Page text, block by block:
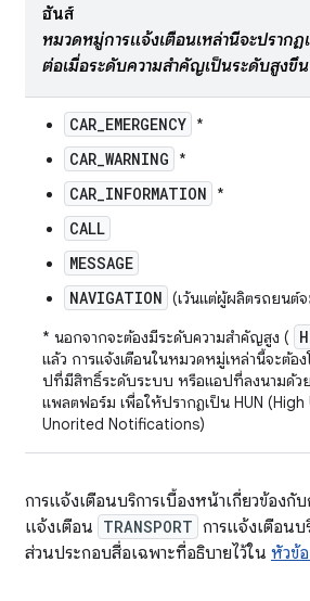
ฮันส์
หมวดหมู่การแจ้งเตือนเหล่านี้จะปราก
ต่อเมื่อระดับความสำคัญเป็นระดับสูงขึ้น
CAR_EMERGENCY *
CAR_WARNING *
CAR_INFORMATION *
CALL
MESSAGE
NAVIGATION (เว้นแต่ผู้ผลิตรถยนต์จ
* นอกจากจะต้องมีระดับความสำคัญสูง (
แล้ว การแจ้งเตือนในหมวดหมู่เหล่านี้จะต้อง
ปที่มีสิทธิ์ระดับระบบ หรือแอปที่ลงนามด้ว
แพลตฟอร์ม เพื่อให้ปรากฏเป็น HUN
Unorited Notifications)
การแจ้งเตือนบริการเบื้องหน้าเกี่ยวข้องกั
แจ้งเตือน TRANSPORT การแจ้งเตือนบ
ส่วนประกอบสื่อเฉพาะที่อธิบายไว้ใน หัวข้